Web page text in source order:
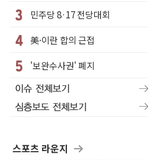
문"
민주당 8·17 전당대회
美·이란 합의 근접
'보완수사권' 폐지
스포츠 라운지